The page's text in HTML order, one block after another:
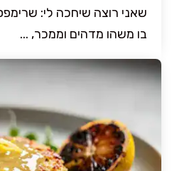
שאני רוצה שיחכה לי:
בו משהו מדהים וממכר, ...